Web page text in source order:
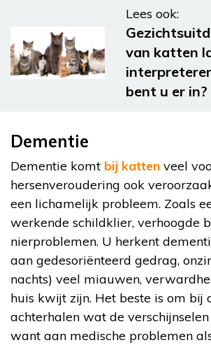
Lees ook:
van katten
bent u er in?
Dementie
Dementie komt bij katten veel
hersenveroudering ook
een lichamelijk probleem. Zoals
werkende schildklier, verhoogde
nierproblemen. U herkent
aan gedesoriënteerd gedrag,
nachts) veel miauwen,
huis kwijt zijn. Het beste is om bij
achterhalen wat de
want aan medische problemen